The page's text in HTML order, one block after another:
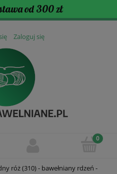
od 300 zł
Zaloguj się
róż (310) - bawełniany rdzeń -